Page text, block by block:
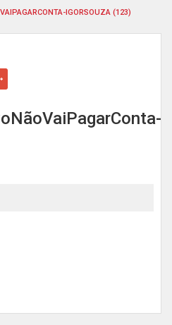
IGORSOUZA (123)